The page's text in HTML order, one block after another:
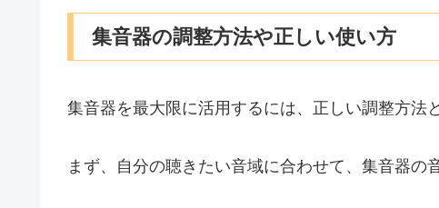
集音器の調整方法や正しい使い方
集音器を最大限に活用するには、正しい調整方法
まず、自分の聴きたい音域に合わせて、集音器の